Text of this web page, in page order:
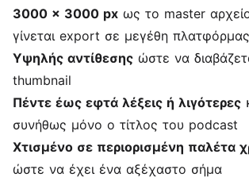
3000 x 3000 px ως το master
γίνεται export σε μεγέθη πλατφόρμας
Υψηλής αντίθεσης ώστε να
thumbnail
Πέντε έως εφτά λέξεις ή λιγότερες
συνήθως μόνο ο τίτλος του podcast
Χτισμένο σε περιορισμένη παλέτα
ώστε να έχει ένα αξέχαστο σήμα